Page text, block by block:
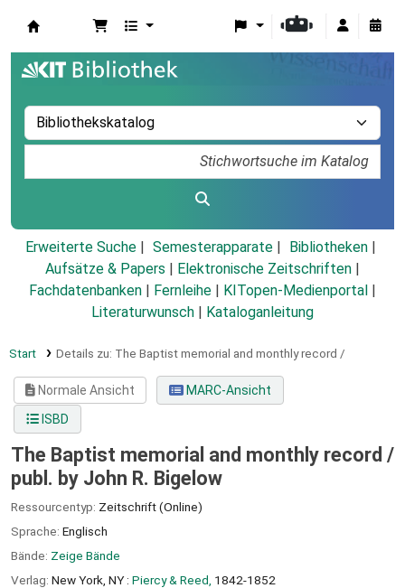
Erweiterte Suche Semesterapparate
Bibliotheken
Aufsätze & Papers
Elektronische Zeitschriften
Fachdatenbanken
Fernleihe KITopen-Medienportal
Literaturwunsch
Kataloganleitung
Start Details zu: The Baptist memorial and monthly record /
Normale Ansicht
MARC-Ansicht
ISBD
The Baptist memorial and monthly record /
publ. by John R. Bigelow
Ressourcentyp: Zeitschrift (Online)
Sprache: Englisch
Bände: Zeige Bände
Verlag: New York, NY : Piercy & Reed, 1842-1852